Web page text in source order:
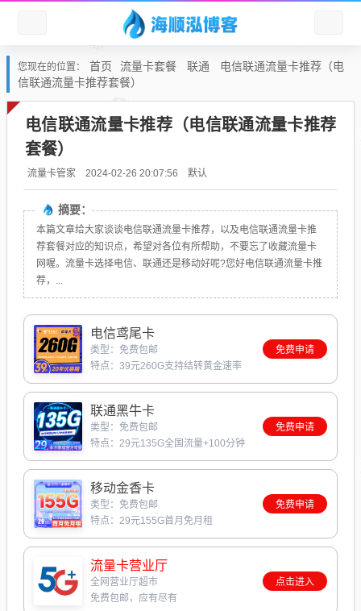
您现在的位置： 首页 流量卡套餐 联通
电信联通流量卡推荐（电
信联通流量卡推荐套餐）
电信联通流量卡推荐（电信联通流量卡推荐
套餐）
流量卡管家 2024-02-26 20:07:56 默认
摘要：
本篇文章给大家谈谈电信联通流量卡推荐，以及电信联通流量卡推
荐套餐对应的知识点，希望对各位有所帮助，不要忘了收藏流量卡
网喔。流量卡选择电信、联通还是移动好呢?您好电信联通流量卡推
荐，...
电信鸢尾卡
类型：免费包邮
特点：39元260G支持结转黄金速率
免费申请
联通黑牛卡
类型：免费包邮
特点：29元135G全国流量+100分钟
免费申请
移动金香卡
类型：免费包邮
特点：29元155G首月免月租
免费申请
流量卡营业厅
全网营业厅超市
免费包邮，应有尽有
点击进入